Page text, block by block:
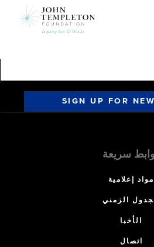
SIGN UP FOR
سريعة
مواد إعلامية
الزمني
الأخبا
اتصال